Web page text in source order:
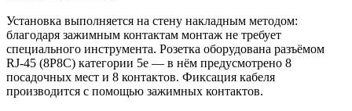
Установка выполняется на стену накладным методом:
благодаря зажимным контактам монтаж не требует
специального инструмента. Розетка оборудована разъёмом
RJ‑45 (8P8C) категории 5е — в нём предусмотрено 8
посадочных мест и 8 контактов. Фиксация кабеля
производится с помощью зажимных контактов.